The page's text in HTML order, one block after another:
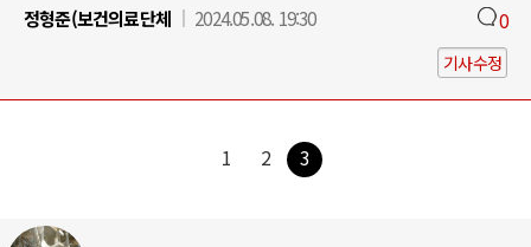
정형준(보건의료단체
2024.05.08. 19:30 0
기사수정
1 2 3